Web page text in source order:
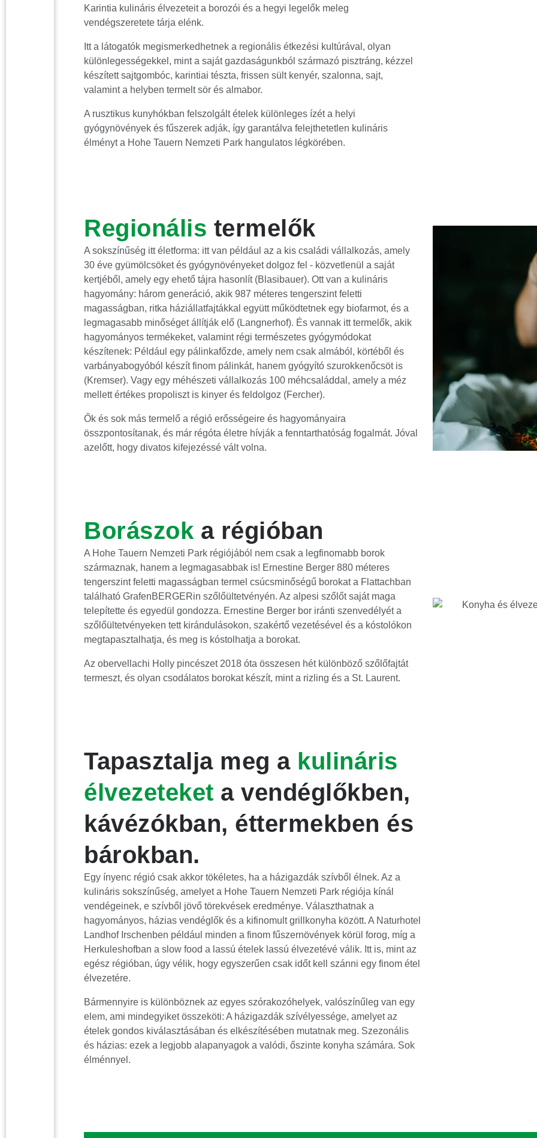
Karintia kulináris élvezeteit a borozói és a hegyi legelők meleg
vendégszeretete tárja elénk.
Itt a látogatók megismerkedhetnek a regionális étkezési kultúrával, olyan
különlegességekkel, mint a saját gazdaságunkból származó pisztráng, kézzel
készített sajtgombóc, karintiai tészta, frissen sült kenyér, szalonna, sajt,
valamint a helyben termelt sör és almabor.
A rusztikus kunyhókban felszolgált ételek különleges ízét a helyi
gyógynövények és fűszerek adják, így garantálva felejthetetlen kulináris
élményt a Hohe Tauern Nemzeti Park hangulatos légkörében.
Regionális termelők
A sokszínűség itt életforma: itt van például az a kis családi vállalkozás, amely
30 éve gyümölcsöket és gyógynövényeket dolgoz fel - közvetlenül a saját
kertjéből, amely egy ehető tájra hasonlít (Blasibauer). Ott van a kulináris
hagyomány: három generáció, akik 987 méteres tengerszint feletti
magasságban, ritka háziállatfajtákkal együtt működtetnek egy biofarmot, és a
legmagasabb minőséget állítják elő (Langnerhof). És vannak itt termelők, akik
hagyományos termékeket, valamint régi természetes gyógymódokat
készítenek: Például egy pálinkafőzde, amely nem csak almából, körtéből és
varbányabogyóból készít finom pálinkát, hanem gyógyító szurokkenőcsöt is
(Kremser). Vagy egy méhészeti vállalkozás 100 méhcsaláddal, amely a méz
mellett értékes propoliszt is kinyer és feldolgoz (Fercher).
Ők és sok más termelő a régió erősségeire és hagyományaira
összpontosítanak, és már régóta életre hívják a fenntarthatóság fogalmát. Jóval
azelőtt, hogy divatos kifejezéssé vált volna.
Borászok a régióban
A Hohe Tauern Nemzeti Park régiójából nem csak a legfinomabb borok
származnak, hanem a legmagasabbak is! Ernestine Berger 880 méteres
tengerszint feletti magasságban termel csúcsminőségű borokat a Flattachban
található GrafenBERGERin szőlőültetvényén. Az alpesi szőlőt saját maga
telepítette és egyedül gondozza. Ernestine Berger bor iránti szenvedélyét a
szőlőültetvényeken tett kirándulásokon, szakértő vezetésével és a kóstolókon
megtapasztalhatja, és meg is kóstolhatja a borokat.
Az obervellachi Holly pincészet 2018 óta összesen hét különböző szőlőfajtát
termeszt, és olyan csodálatos borokat készít, mint a rizling és a St. Laurent.
Tapasztalja meg a kulináris
élvezeteket a vendéglőkben,
kávézókban, éttermekben és
bárokban.
Egy ínyenc régió csak akkor tökéletes, ha a házigazdák szívből élnek. Az a
kulináris sokszínűség, amelyet a Hohe Tauern Nemzeti Park régiója kínál
vendégeinek, e szívből jövő törekvések eredménye. Választhatnak a
hagyományos, házias vendéglők és a kifinomult grillkonyha között. A Naturhotel
Landhof Irschenben például minden a finom fűszernövények körül forog, míg a
Herkuleshofban a slow food a lassú ételek lassú élvezetévé válik. Itt is, mint az
egész régióban, úgy vélik, hogy egyszerűen csak időt kell szánni egy finom étel
élvezetére.
Bármennyire is különböznek az egyes szórakozóhelyek, valószínűleg van egy
elem, ami mindegyiket összeköti: A házigazdák szívélyessége, amelyet az
ételek gondos kiválasztásában és elkészítésében mutatnak meg. Szezonális
és házias: ezek a legjobb alapanyagok a valódi, őszinte konyha számára. Sok
élménnyel.